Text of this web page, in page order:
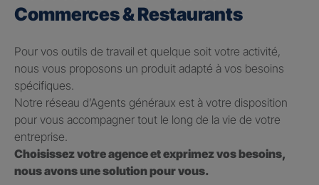
Commerces & Restaurants
Pour vos outils de travail et quelque soit votre activité,
nous vous proposons un produit adapté à vos besoins
spécifiques.
Notre réseau d’Agents généraux est à votre disposition
pour vous accompagner tout le long de la vie de votre
entreprise.
Choisissez votre agence et exprimez vos besoins,
nous avons une solution pour vous.